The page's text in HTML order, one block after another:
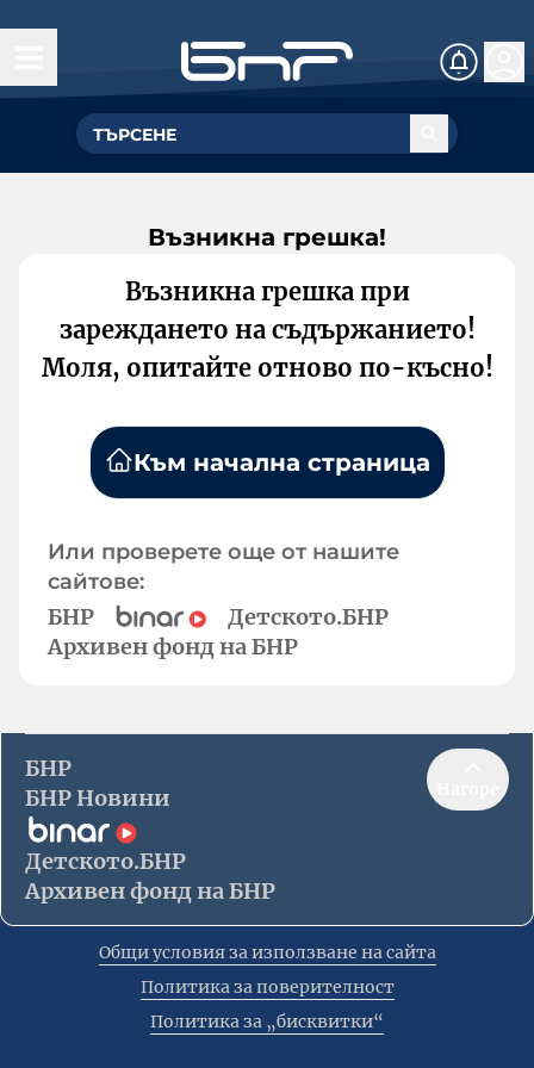
Възникна грешка!
Възникна грешка при
зареждането на съдържанието!
Моля, опитайте отново по-късно!
Към начална страница
Или проверете още от нашите
сайтове:
БНР
Детското.БНР
Архивен фонд на БНР
БНР
БНР Новини
Детското.БНР
Архивен фонд на БНР
Общи условия за използване на сайта
Политика за поверителност
Политика за „бисквитки“